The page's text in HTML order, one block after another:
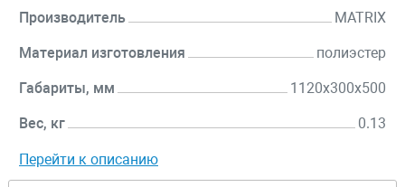
Производитель MATRIX
Материал изготовления полиэстер
Габариты, мм 1120x300x500
Вес, кг 0.13
Перейти к описанию